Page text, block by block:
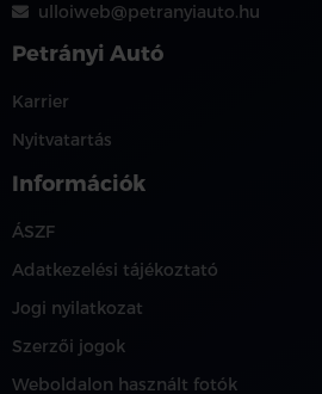
ulloiweb@petranyiauto.hu
Petrányi Autó
Karrier
Nyitvatartás
Információk
ÁSZF
Adatkezelési tájékoztató
Jogi nyilatkozat
Szerzői jogok
Weboldalon használt fotók